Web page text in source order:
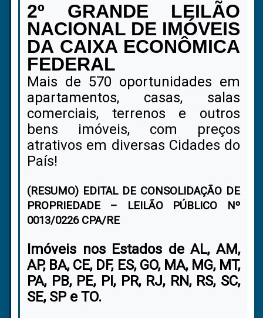
2º GRANDE LEILÃO
NACIONAL DE IMÓVEIS
DA CAIXA ECONÔMICA
FEDERAL
Mais de 570 oportunidades em
apartamentos, casas, salas
comerciais, terrenos e outros
bens imóveis, com preços
atrativos em diversas Cidades do
País!
(RESUMO) EDITAL DE CONSOLIDAÇÃO DE
PROPRIEDADE – LEILÃO PÚBLICO Nº
0013/0226 CPA/RE
Imóveis nos Estados de AL, AM,
AP, BA, CE, DF, ES, GO, MA, MG, MT,
PA, PB, PE, PI, PR, RJ, RN, RS, SC,
SE, SP e TO.